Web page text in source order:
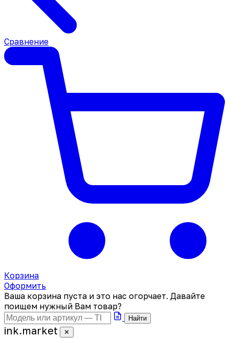
Сравнение
Корзина
Оформить
Ваша корзина пуста и это нас огорчает. Давайте
поищем нужный Вам товар?
Найти
ink.market ✕